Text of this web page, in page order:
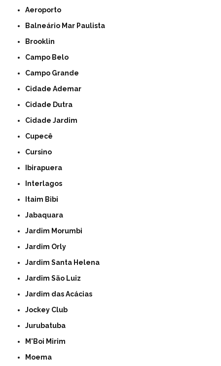
Aeroporto
Balneário Mar Paulista
Brooklin
Campo Belo
Campo Grande
Cidade Ademar
Cidade Dutra
Cidade Jardim
Cupecê
Cursino
Ibirapuera
Interlagos
Itaim Bibi
Jabaquara
Jardim Morumbi
Jardim Orly
Jardim Santa Helena
Jardim São Luiz
Jardim das Acácias
Jockey Club
Jurubatuba
M'Boi Mirim
Moema